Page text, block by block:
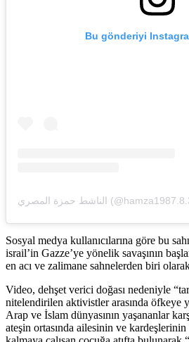
Bu gönderiyi
Sosyal medya kullanıcılarına göre bu
israil’in Gazze’ye yönelik savaşının
en acı ve zalimane sahnelerden biri
Video, dehşet verici doğası nedeniyle
nitelendirilen aktivistler arasında öfkeye
Arap ve İslam dünyasının yaşananlar
ateşin ortasında ailesinin ve kardeşlerinin